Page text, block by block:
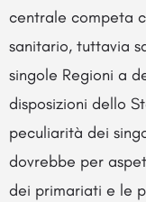
centrale competa
sanitario, tuttavia
singole Regioni a
disposizioni dello
peculiarità dei
dovrebbe per
dei primariati e le